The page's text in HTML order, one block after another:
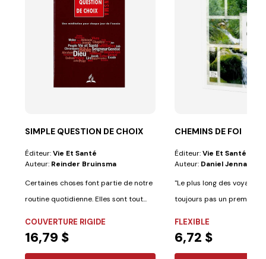
SIMPLE QUESTION DE CHOIX
Éditeur:Vie Et Santé
Auteur: Reinder Bruinsma
Certaines choses font partie de notre
routine quotidienne. Elles sont tout...
COUVERTURE RIGIDE
16,79 $
CHEMINS DE FOI
Éditeur:Vie Et Santé
Auteur: Daniel Jennah
"Le plus long des voyages
toujours pas un premier
FLEXIBLE
6,72 $